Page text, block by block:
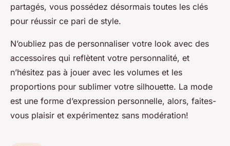
partagés, vous possédez désormais toutes les clés
pour réussir ce pari de style.
N’oubliez pas de personnaliser votre look avec des
accessoires qui reflètent votre personnalité, et
n’hésitez pas à jouer avec les volumes et les
proportions pour sublimer votre silhouette. La mode
est une forme d’expression personnelle, alors, faites-
vous plaisir et expérimentez sans modération!